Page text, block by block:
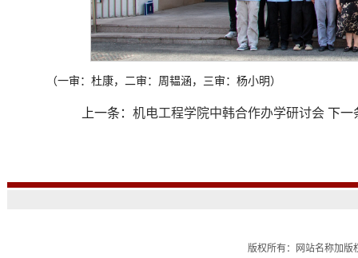
（一审：杜康，二审：周韫涵，三审：杨小明）
上一条： 机电工程学院中韩合作办学研讨会 下一
版权所有：网站名称加